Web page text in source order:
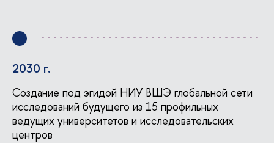
2030 г.
Создание под эгидой НИУ ВШЭ глобальной сети
исследований будущего из 15 профильных
едущих университетов и исследовательских
центро